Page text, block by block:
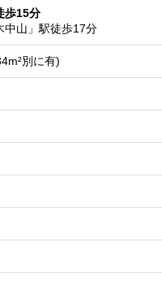
歩15分
中山」駅徒歩17分
別に有)